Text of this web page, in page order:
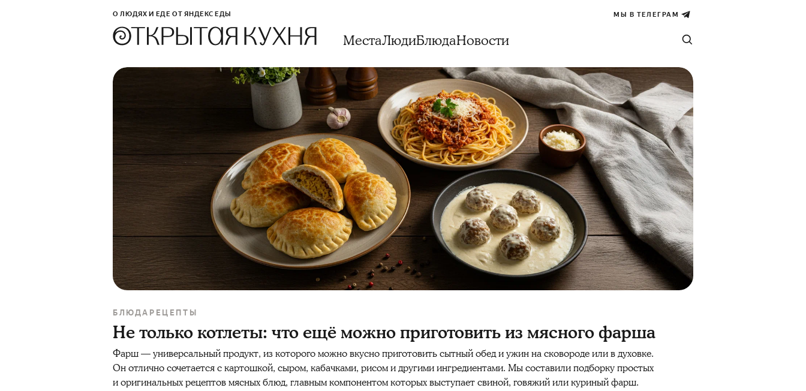
О ЛЮДЯХ И ЕДЕ ОТ ЯНДЕКС ЕДЫ МЫ В ТЕЛЕГРАМ
МестаЛюдиБлюдаНовости
БЛЮДА РЕЦЕПТЫ
Не только котлеты: что ещё можно приготовить из мясного фарша
Фарш— универсальный продукт, из которого можновкусноприготовитьсытный обед и ужин на сковороде или вдуховке.
Он отлично сочетается с картошкой, сыром, кабачками, рисом и другимиингредиентами. Мы составили подборку простых
и оригинальныхрецептовмясных блюд, главным компонентом которых выступает свиной, говяжий иликуриныйфарш.